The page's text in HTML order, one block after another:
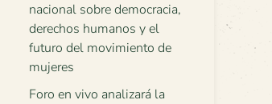
nacional sobre democracia,
derechos humanos y el
futuro del movimiento de
mujeres
Foro en vivo analizará la